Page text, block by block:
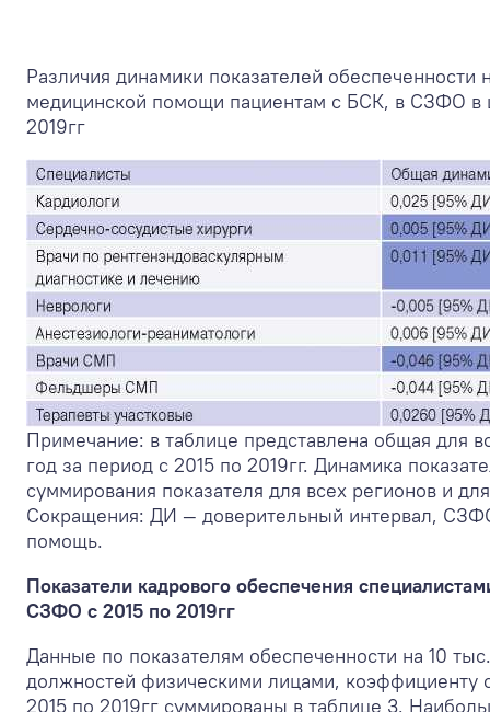
Различия динамики показателей
медицинской помощи пациентам с БСК, в СЗФО в
2019гг
Примечание: в таблице представлена общая для
год за период с 2015 по 2019гг. Динамика
суммирования показателя для всех регионов и
Сокращения: ДИ — доверительный интервал,
помощь.
Показатели кадрового обеспечения
СЗФО с 2015 по 2019гг
Данные по показателям обеспеченности на 10
должностей физическими лицами, коэффициенту
2015 по 2019гг суммированы в таблице 3.